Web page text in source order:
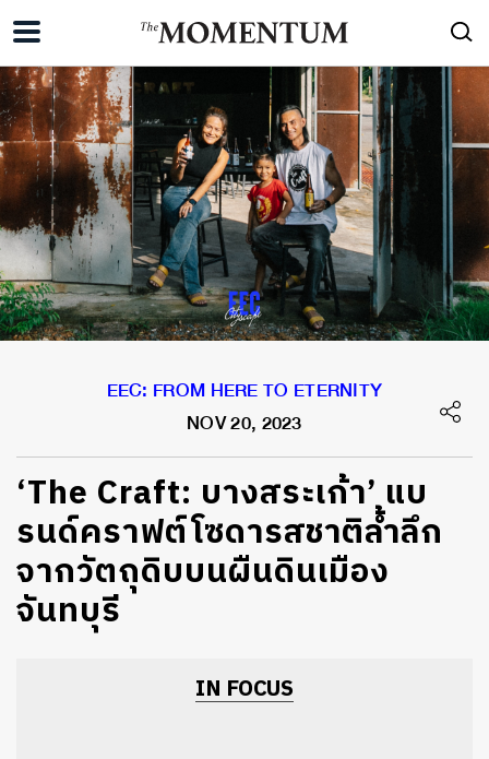
EEC: FROM HERE TO ETERNITY
NOV 20, 2023
‘The Craft: บางสระเก้า’ แบ
รนด์คราฟต์โซดารสชาติล้ำลึก
จากวัตถุดิบบนผืนดินเมือง
จันทบุรี
IN FOCUS